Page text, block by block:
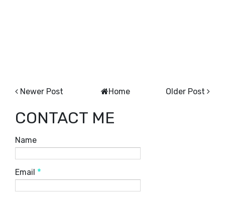
Newer Post Older Post
Home
CONTACT ME
Name
Email *